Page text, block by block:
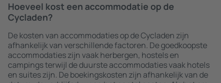
Hoeveel kost een accommodatie op de
Cycladen?
De kosten van accommodaties op de Cycladen zijn
afhankelijk van verschillende factoren. De goedkoopste
accommodaties zijn vaak herbergen, hostels en
campings terwijl de duurste accommodaties vaak hotels
en suites zijn. De boekingskosten zijn afhankelijk van de